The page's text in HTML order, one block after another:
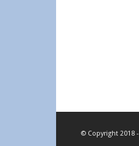
© Copyright 2018 -